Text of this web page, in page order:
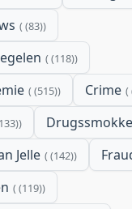
(83)
(118)
(515) Crime
Jelle (142)
(119)